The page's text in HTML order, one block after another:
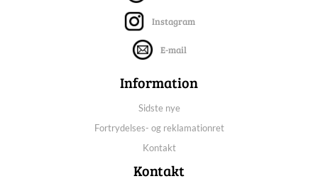
Instagram
E-mail
Information
Sidste nye
Fortrydelses- og reklamationret
Kontakt
Kontakt